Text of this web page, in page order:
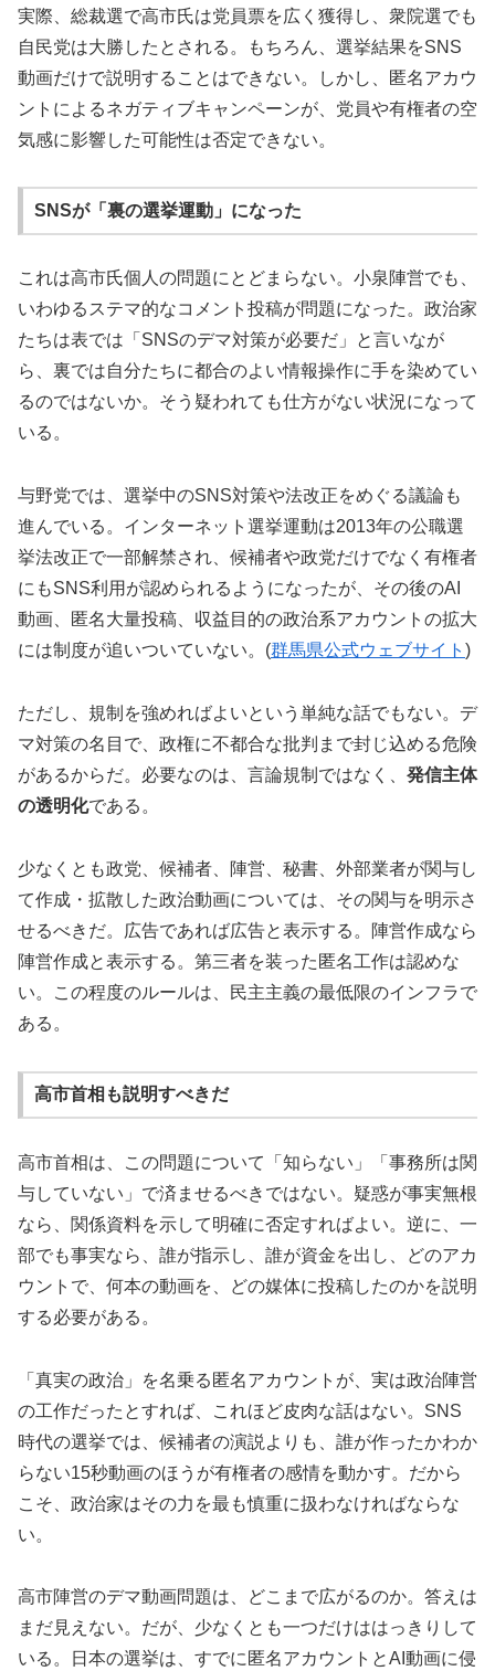
実際、総裁選で高市氏は党員票を広く獲得し、衆院選でも
自民党は大勝したとされる。もちろん、選挙結果をSNS
動画だけで説明することはできない。しかし、匿名アカウ
ントによるネガティブキャンペーンが、党員や有権者の空
気感に影響した可能性は否定できない。
SNSが「裏の選挙運動」になった
これは高市氏個人の問題にとどまらない。小泉陣営でも、
いわゆるステマ的なコメント投稿が問題になった。政治家
たちは表では「SNSのデマ対策が必要だ」と言いなが
ら、裏では自分たちに都合のよい情報操作に手を染めてい
るのではないか。そう疑われても仕方がない状況になって
いる。
与野党では、選挙中のSNS対策や法改正をめぐる議論も
進んでいる。インターネット選挙運動は2013年の公職選
挙法改正で一部解禁され、候補者や政党だけでなく有権者
にもSNS利用が認められるようになったが、その後のAI
動画、匿名大量投稿、収益目的の政治系アカウントの拡大
には制度が追いついていない。(群馬県公式ウェブサイト )
ただし、規制を強めればよいという単純な話でもない。デ
マ対策の名目で、政権に不都合な批判まで封じ込める危険
があるからだ。必要なのは、言論規制ではなく、 発信主体
の透明化である。
少なくとも政党、候補者、陣営、秘書、外部業者が関与し
て作成・拡散した政治動画については、その関与を明示さ
せるべきだ。広告であれば広告と表示する。陣営作成なら
陣営作成と表示する。第三者を装った匿名工作は認めな
い。この程度のルールは、民主主義の最低限のインフラで
ある。
高市首相も説明すべきだ
高市首相は、この問題について「知らない」「事務所は関
与していない」で済ませるべきではない。疑惑が事実無根
なら、関係資料を示して明確に否定すればよい。逆に、一
部でも事実なら、誰が指示し、誰が資金を出し、どのアカ
ウントで、何本の動画を、どの媒体に投稿したのかを説明
する必要がある。
「真実の政治」を名乗る匿名アカウントが、実は政治陣営
の工作だったとすれば、これほど皮肉な話はない。SNS
時代の選挙では、候補者の演説よりも、誰が作ったかわか
らない15秒動画のほうが有権者の感情を動かす。だから
こそ、政治家はその力を最も慎重に扱わなければならな
い。
高市陣営のデマ動画問題は、どこまで広がるのか。答えは
まだ見えない。だが、少なくとも一つだけははっきりして
いる。日本の選挙は、すでに匿名アカウントとAI動画に侵